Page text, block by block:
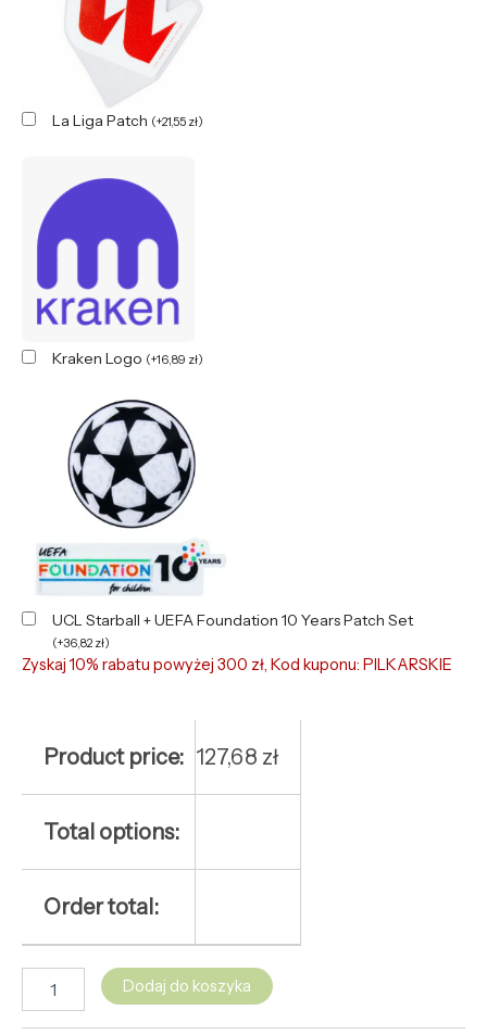
La Liga Patch (+21,55 zł)
Kraken Logo (+16,89 zł)
UCL Starball + UEFA Foundation 10 Years Patch Set
(+36,82 zł)
Zyskaj 10% rabatu powyżej 300 zł, Kod kuponu: PILKARSKIE
Product price: 127,68 zł
Total options:
Order total:
Dodaj do koszyka